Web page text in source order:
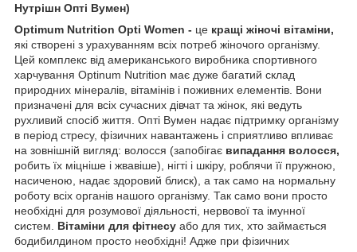
Нутрішн Опті Вумен)
Optimum Nutrition Opti Women - це кращі жіночі вітаміни,
які створені з урахуванням всіх потреб жіночого організму.
Цей комплекс від американського виробника спортивного
харчування Optinum Nutrition має дуже багатий склад
природних мінералів, вітамінів і поживних елементів. Вони
призначені для всіх сучасних дівчат та жінок, які ведуть
рухливий спосіб життя. Опті Вумен надає підтримку організму
в період стресу, фізичних навантажень і сприятливо впливає
на зовнішній вигляд: волосся (запобігає випадання волосся,
робить їх міцніше і жвавіше), нігті і шкіру, роблячи її пружною,
насиченою, надає здоровий блиск), а так само на нормальну
роботу всіх органів нашого організму. Так само вони просто
необхідні для розумової діяльності, нервової та імунної
систем. Вітаміни для фітнесу або для тих, хто займається
бодибилдином просто необхідні! Адже при фізичних